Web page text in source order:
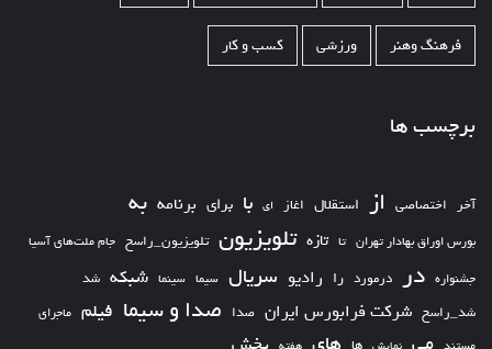
فرهنگ وهنر ورزشی کسب و کار
برچسب ها
آخر اختصاصی از استقلال اغاز ای با برای برنامه به
بورس اوراق بهادار تهران تا تازه تلویزیون تلویزیون_راسخ جام ملت‌های آسیا
جشنواره در درمورد را رادیو سریال سیما سینما شبکه شد
شد_راسخ شرکت فرابورس ایران صدا صدا و سیما فیلم ماجرای